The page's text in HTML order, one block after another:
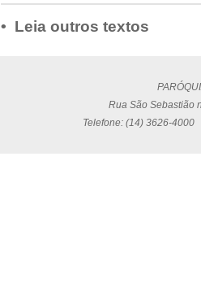
• Leia outros textos
Rua São Sebastião
Telefone: (14) 3626-